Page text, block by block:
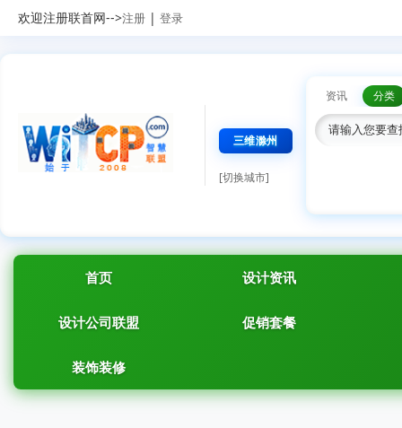
欢迎注册联首网-->注册 | 登录
三维滁州
[切换城市]
资讯 分类
首页 设计资讯
设计公司联盟 促销套餐
装饰装修